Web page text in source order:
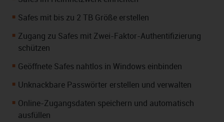
Safes mit bis zu 2 TB Größe erstellen
Zugang zu Safes mit Zwei-Faktor-Authentifizierung
schützen
Geöffnete Safes nahtlos in Windows einbinden
Unknackbare Passwörter erstellen und verwalten
Online-Zugangsdaten speichern und automatisch
ausfüllen